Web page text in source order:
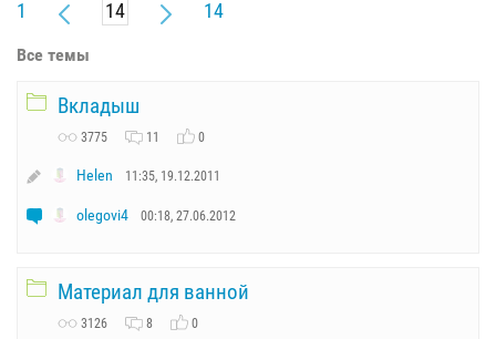
1 14
Все темы
Вкладыш
3775 11 0
Helen 11:35, 19.12.2011
olegovi4 00:18, 27.06.2012
Материал для ванной
3126 8 0